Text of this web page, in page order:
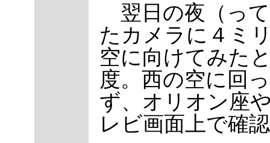
翌日の夜（っ
たカメラに４ミ
空に向けてみた
度。西の空に回
ず、オリオン座
レビ画面上で確